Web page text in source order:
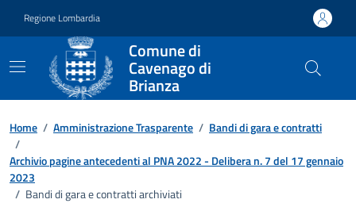
Regione Lombardia
Comune di
Cavenago di
Brianza
Home / Amministrazione Trasparente / Bandi di gara e contratti
/
Archivio pagine antecedenti al PNA 2022 - Delibera n. 7 del 17 gennaio
2023
/ Bandi di gara e contratti archiviati